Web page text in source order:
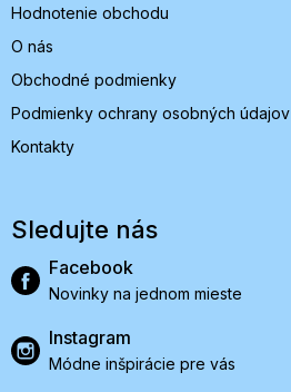
Hodnotenie obchodu
O nás
Obchodné podmienky
Podmienky ochrany osobných údajov
Kontakty
Sledujte nás
Facebook
Novinky na jednom mieste
Instagram
Módne inšpirácie pre vás